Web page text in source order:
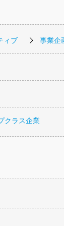
ィブ 事業企
クラス企業